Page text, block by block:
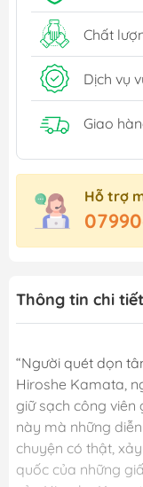
Chất
Dịch vụ
Giao
Hỗ trợ
Thông tin chi tiết
“Người quét dọn
Hiroshe Kamata,
giữ sạch công viên
này mà những
chuyện có thật,
quốc của những